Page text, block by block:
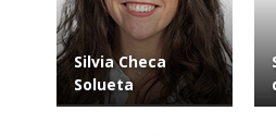
Silvia Checa
Solueta